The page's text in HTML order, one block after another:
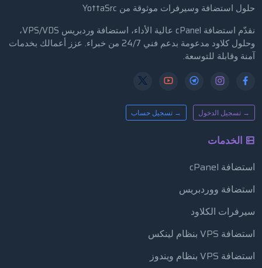
حلول استضافة وسيرفرات موثوقة من YottaSrc
نقدّم استضافة cPanel عالية الأداء، استضافة وردبريس VPS/VDS،
وحلول كلاود مدعومة بدعم فني 24/7 من خبراء. عزز أعمالك بخدمات
آمنة وقابلة للتوسعة.
→ تسجيل الدخول → تسجيل حساب
الخدمات
استضافة cPanel
استضافة ووردبريس
سيرفرات الكلاود
استضافة VPS بنظام لينكس
استضافة VPS بنظام ويندوز